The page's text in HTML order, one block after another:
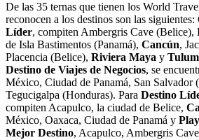
De las 35 ternas que tienen los World
reconocen a los destinos son las siguientes:
Líder, compiten Ambergris Cave (Belice),
de Isla Bastimentos (Panamá), Cancún,
Placencia (Belice), Riviera Maya y Tulum
Destino de Viajes de Negocios, se
México, Ciudad de Panamá, San Salvador
Tegucigalpa (Honduras). Para Destino
compiten Acapulco, la ciudad de Belice,
México, Oaxaca, Ciudad de Panamá y
Mejor Destino, Acapulco, Ambergris